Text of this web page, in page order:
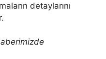
detaylarını